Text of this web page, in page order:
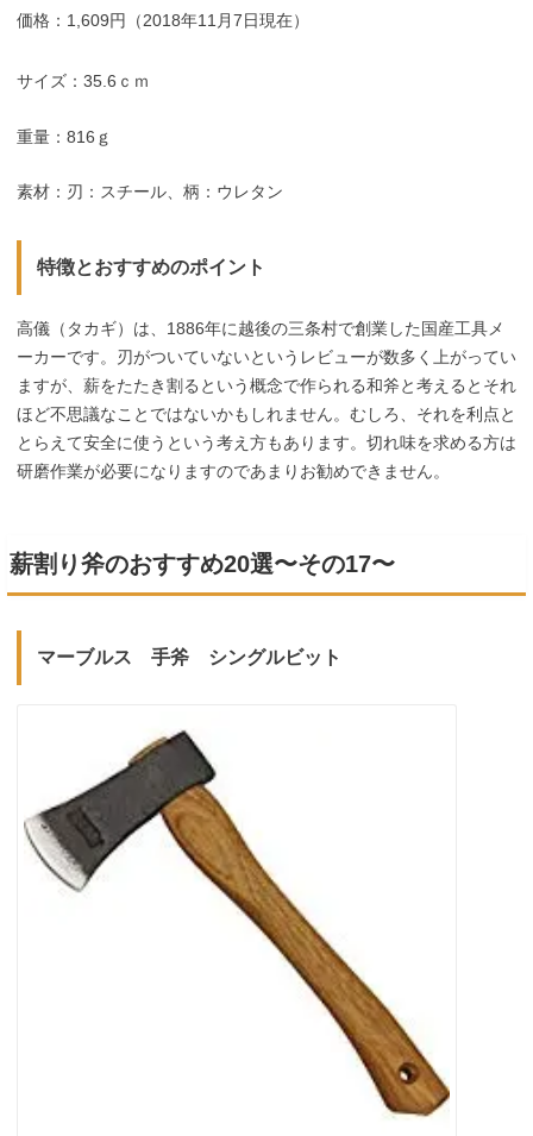
価格：1,609円（2018年11月7日現在）
サイズ：35.6ｃｍ
重量：816ｇ
素材：刃：スチール、柄：ウレタン
特徴とおすすめのポイント
高儀（タカギ）は、1886年に越後の三条村で創業した国産工具メ
ーカーです。刃がついていないというレビューが数多く上がってい
ますが、薪をたたき割るという概念で作られる和斧と考えるとそれ
ほど不思議なことではないかもしれません。むしろ、それを利点と
とらえて安全に使うという考え方もあります。切れ味を求める方は
研磨作業が必要になりますのであまりお勧めできません。
薪割り斧のおすすめ20選〜その17〜
マーブルス 手斧 シングルビット